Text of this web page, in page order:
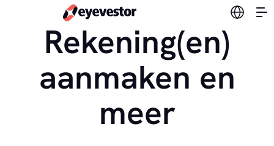
Rekening(en)
aanmaken en
meer